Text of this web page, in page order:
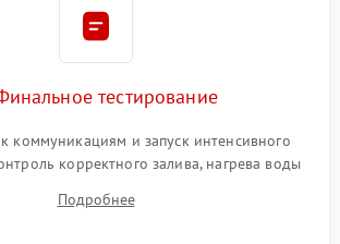
тестирование
коммуникациям и запуск интенсивного
корректного залива, нагрева воды
отсутствия посторонних шумов,
и абсолютной сухости в поддоне.
Подробнее